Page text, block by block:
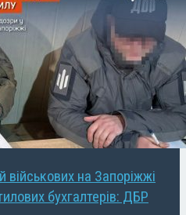
військових на Запоріжжі
бухгалтерів: ДБР